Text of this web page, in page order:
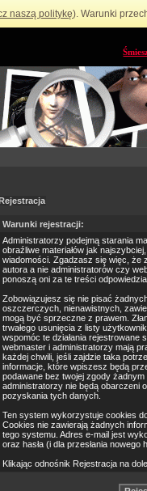
naszą politykę). Warunki
Warunki rejestracji:
Administratorzy podejmą starania
obraźliwe materiałów jak
wiadomości. Zgadzasz się więc, że
autora a nie administratorów czy
ponoszą oni za te treści
Zobowiązujesz się nie pisać
oszczerczych, nienawistnych,
mogą być sprzeczne z prawem.
trwałego usunięcia z listy
wspomóc te działania
webmaster i administratorzy mają
każdej chwili, jeśli zajdzie taka
informacje, które wpiszesz będą
podawane bez twojej zgody
administratorzy nie będą obarczeni
pozyskania tych danych.
Ten system wykorzystuje cookies
Cookies nie zawierają żadnych
tego systemu. Adres e-mail jest
oraz hasła (i dla przesłania nowego
Klikając odnośnik Rejestracja na